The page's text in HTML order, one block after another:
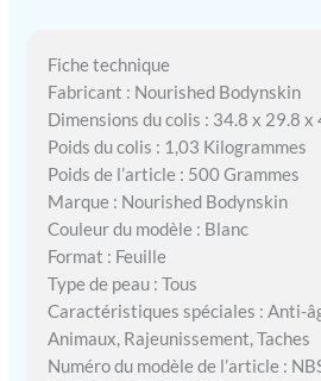
Fiche technique
Fabricant : Nourished Bodynskin
Dimensions du colis : 34.8 x 29.8
Poids du colis : 1,03 Kilogrammes
Poids de l’article : 500 Grammes
Marque : Nourished Bodynskin
Couleur du modèle : Blanc
Format : Feuille
Type de peau : Tous
Caractéristiques spéciales : Anti-
Animaux, Rajeunissement, Taches
Numéro du modèle de l’article :